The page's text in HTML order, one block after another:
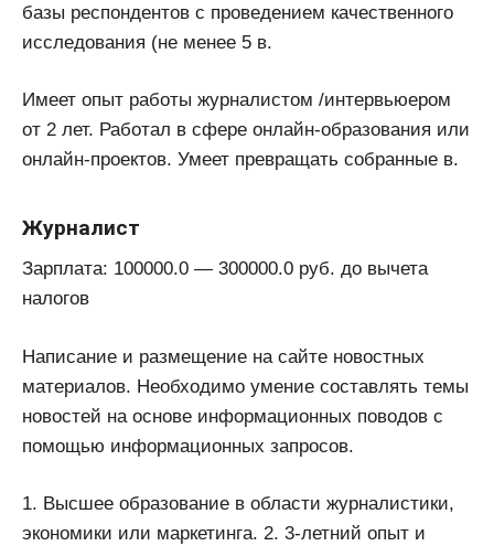
базы респондентов с проведением качественного
исследования (не менее 5 в.
Имеет опыт работы журналистом /интервьюером
от 2 лет. Работал в сфере онлайн-образования или
онлайн-проектов. Умеет превращать собранные в.
Журналист
Зарплата: 100000.0 — 300000.0 руб. до вычета
налогов
Написание и размещение на сайте новостных
материалов. Необходимо умение составлять темы
новостей на основе информационных поводов с
помощью информационных запросов.
1. Высшее образование в области журналистики,
экономики или маркетинга. 2. 3-летний опыт и